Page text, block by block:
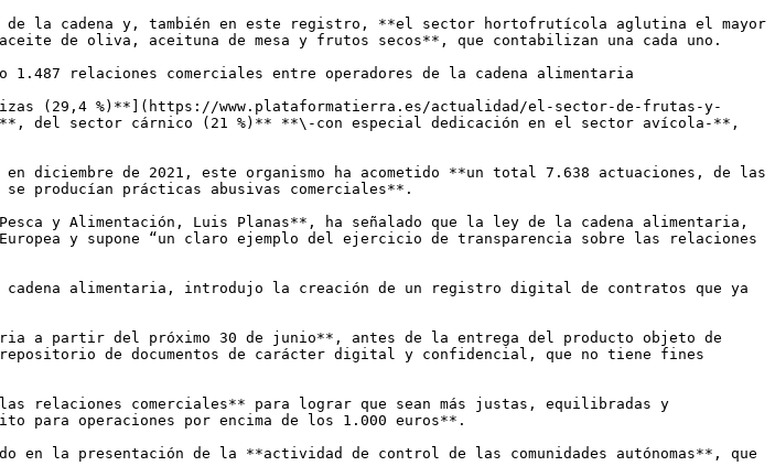
de la cadena y, también en este registro, **el sector hortofrutícola aglutina el mayor
de oliva, aceituna de mesa y frutos secos**, que contabilizan una cada uno.
1.487 relaciones comerciales entre operadores de la cadena alimentaria
(29,4 %)**](https://www.plataformatierra.es/actualidad/el-sector-de-frutas-y-
del sector cárnico (21 %)** **\-con especial dedicación en el sector avícola-**,
diciembre de 2021, este organismo ha acometido **un total 7.638 actuaciones, de las
producían prácticas abusivas comerciales**.
y Alimentación, Luis Planas**, ha señalado que la ley de la cadena alimentaria,
y supone “un claro ejemplo del ejercicio de transparencia sobre las relaciones
alimentaria, introdujo la creación de un registro digital de contratos que ya
a partir del próximo 30 de junio**, antes de la entrega del producto objeto de
de documentos de carácter digital y confidencial, que no tiene fines
relaciones comerciales** para lograr que sean más justas, equilibradas y
operaciones por encima de los 1.000 euros**.
en la presentación de la **actividad de control de las comunidades autónomas**, que